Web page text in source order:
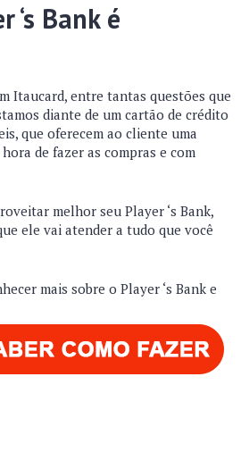
‘s Bank é
Itaucard, entre tantas questões que
diante de um cartão de crédito
que oferecem ao cliente uma
de fazer as compras e com
melhor seu Player ‘s Bank,
ele vai atender a tudo que você
mais sobre o Player ‘s Bank e